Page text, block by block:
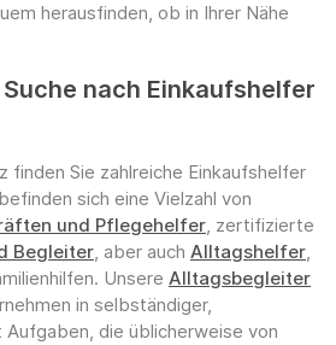
herausfinden, ob in Ihrer Nähe
nach Einkaufshelfer
finden Sie zahlreiche Einkaufshelfer
sich eine Vielzahl von
und Pflegehelfer, zertifizierte
Begleiter, aber auch Alltagshelfer,
Unsere Alltagsbegleiter
in selbständiger,
die üblicherweise von